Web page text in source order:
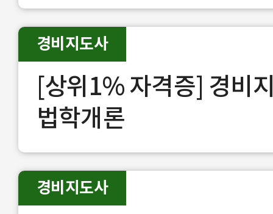
[상위1% 자격증] 경비
법학개론
경비지도사
경비지도사